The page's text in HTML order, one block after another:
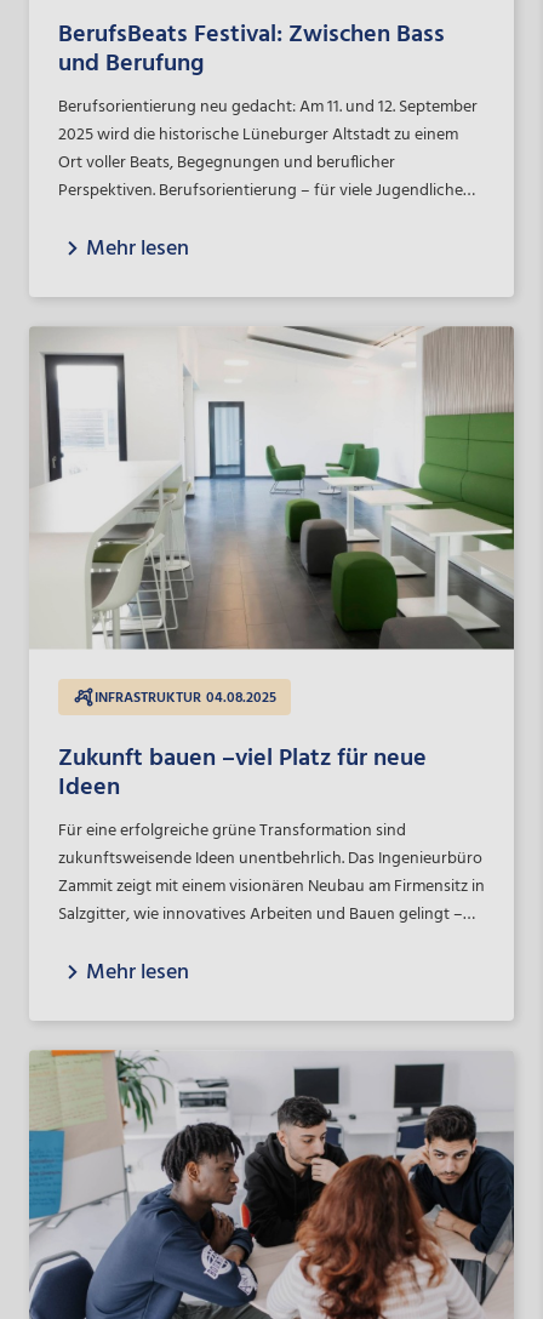
BerufsBeats Festival: Zwischen Bass
und Berufung
Berufsorientierung neu gedacht: Am 11. und 12. September
2025 wird die historische Lüneburger Altstadt zu einem
Ort voller Beats, Begegnungen und beruflicher
Perspektiven. Berufsorientierung – für viele Jugendliche
Infoflyern. Doch was wäre, wenn der Weg zur eigenen
kreativ und lebendig sein könnte? Genau das möchte das
Projekt „BerufsBeats – Dein Festival. Deine Zukunft. Dein
Beat.“ der berry2b GmbH zeigen.
Mehr lesen
INFRASTRUKTUR 04.08.2025
Zukunft bauen –viel Platz für neue
Ideen
Für eine erfolgreiche grüne Transformation sind
zukunftsweisende Ideen unentbehrlich. Das Ingenieurbüro
Zammit zeigt mit einem visionären Neubau am Firmensitz in
Salzgitter, wie innovatives Arbeiten und Bauen gelingt –
passende Förderung bewilligte.
Mehr lesen